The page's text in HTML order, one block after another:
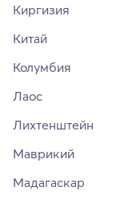
Киргизия
Китай
Колумбия
Лаос
Лихтенштейн
Маврикий
Мадагаскар